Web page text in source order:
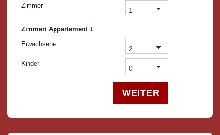
Zimmer
Zimmer/ Appartement 1
Erwachsene
Kinder
WEITER